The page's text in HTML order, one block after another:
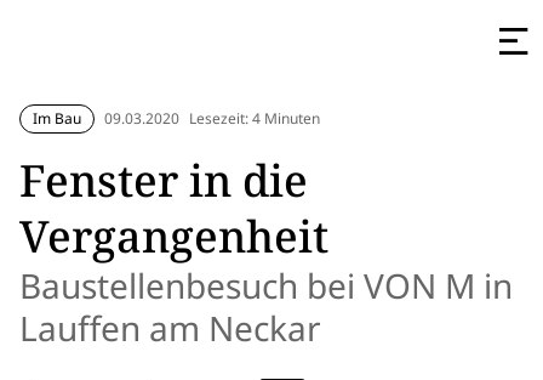
Im Bau 09.03.2020 Lesezeit: 4 Minuten
Fenster in die
Vergangenheit
Baustellenbesuch bei VON M in
Lauffen am Neckar